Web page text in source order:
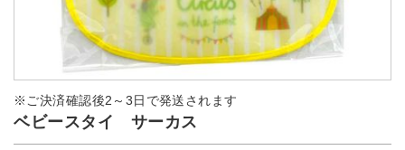
※ご決済確認後2～3日で発送されます
ベビースタイ サーカス